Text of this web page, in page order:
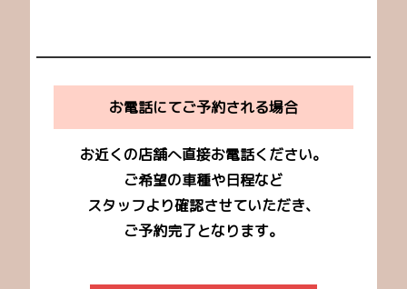
お電話にてご予約される場合
お近くの店舗へ直接お電話ください。
ご希望の車種や日程など
スタッフより確認させていただき、
ご予約完了となります。